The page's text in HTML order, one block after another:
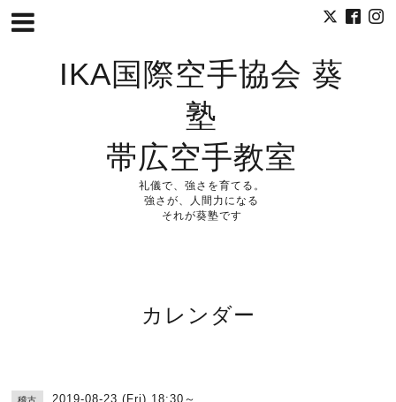
IKA国際空手協会 葵
塾
帯広空手教室
礼儀で、強さを育てる。
強さが、人間力になる
それが葵塾です
カレンダー
稽古 2019-08-23 (Fri) 18:30～